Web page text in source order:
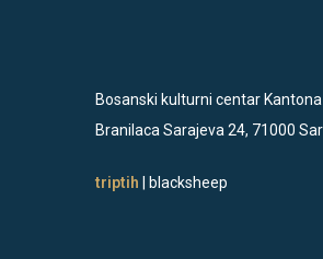
Bosanski kulturni centar
Branilaca Sarajeva 24, 71000
triptih | blacksheep